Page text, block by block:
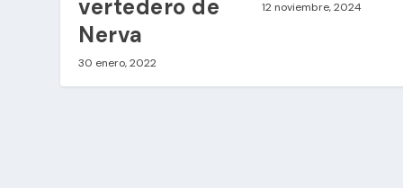
vertedero de
Nerva
30 enero, 2022
12 noviembre, 2024